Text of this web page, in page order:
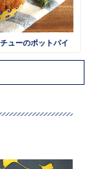
ューのポットパイ